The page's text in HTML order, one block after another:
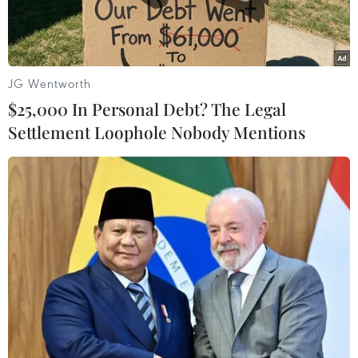
tương lai.
Thủ tướng Anh Keir Starmer. (Ảnh: Getty images)
Ngày 2/3, lãnh đạo các nước châu Âu cùng đại
diện của Tổ chức Hiệp ước Bắc Đại Tây Dương
(NATO) và Liên minh châu Âu (EU) đã tham dự
JG Wentworth
$25,000 In Personal Debt? The Legal
Settlement Loophole Nobody Mentions